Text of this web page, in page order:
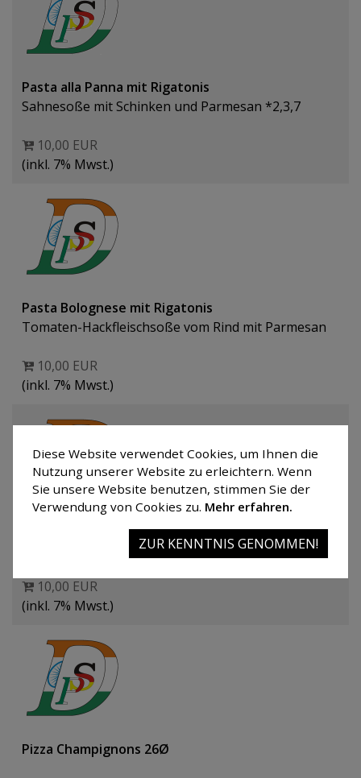
Diese Website verwendet Cookies, um Ihnen die
Nutzung unserer Website zu erleichtern. Wenn
Sie unsere Website benutzen, stimmen Sie der
Verwendung von Cookies zu. Mehr erfahren.
ZUR KENNTNIS GENOMMEN!
Pasta alla Panna mit Rigatonis
Sahnesoße mit Schinken und Parmesan *2,3,7
10,00 EUR
(inkl. 7% Mwst.)
Pasta Bolognese mit Rigatonis
Tomaten-Hackfleischsoße vom Rind mit Parmesan
10,00 EUR
(inkl. 7% Mwst.)
Pasta Napoli mit Rigatonis
Tomatensoße mit Parmesan
10,00 EUR
(inkl. 7% Mwst.)
Pizza Champignons 26Ø